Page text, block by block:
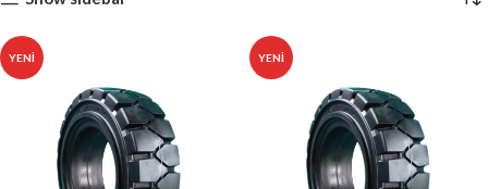
YENI YENI